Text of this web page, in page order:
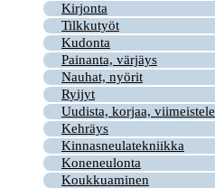
Kirjonta
Tilkkutyöt
Kudonta
Painanta, värjäys
Nauhat, nyörit
Ryijyt
Uudista, korjaa, viimeistele
Kehräys
Kinnasneulatekniikka
Koneneulonta
Koukkuaminen